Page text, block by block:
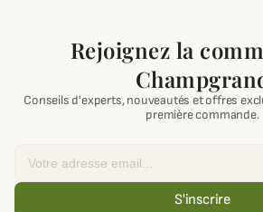
Rejoignez la
Conseils d'experts, nouveautés et offres
première commande.
S'inscrire